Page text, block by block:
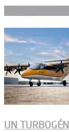
UN